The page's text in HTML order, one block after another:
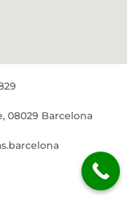
08029 Barcelona